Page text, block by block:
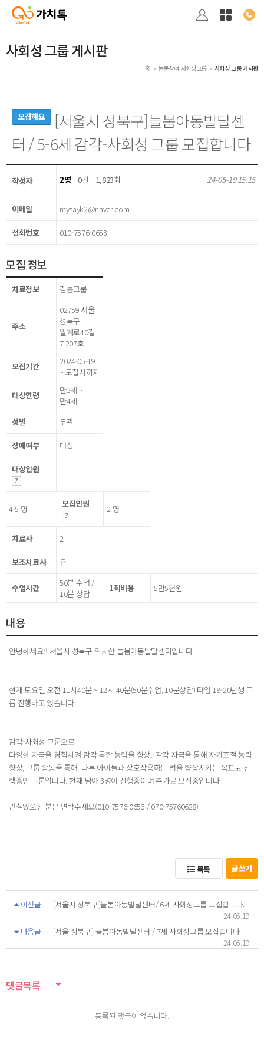
사회성 그룹 게시판
홈 논문참여·사회성그룹 사회성 그룹 게시판
모집해요
[서울시 성북구]늘봄아동발달센
터 / 5-6세 감각-사회성 그룹 모집합니다
작성자 2명 0건 1,823회 24-05-19 15:15
이메일 mysayk2@naver.com
전화번호 010-7576-0653
모집 정보
치료정보 감통그룹
주소
02759 서울
성북구
월계로40길
7 207호
모집기간
2024-05-19
~ 모집시까지
대상연령
만3세 ~
만4세
성별
무관
장애여부 대상
대상인원
4-5 명 모집인원 2 명
치료사 2
보조치료사 유
수업시간
50분 수업 /
10분 상담
1회비용 5만5천원
내용
안녕하세요!! 서울시 성북구 위치한 늘봄아동발달센터입니다.
현재 토요일 오전 11시40분 ~ 12시 40분(50분수업, 10분상담) 타임 19-20년생 그
룹 진행하고 있습니다.
감각-사회성 그룹으로
다양한 자극을 경험시켜 감각 통합 능력을 향상, 감각 자극을 통해 자기조절 능력
향상, 그룹 활동을 통해 다른 아이들과 상호작용하는 법을 향상시키는 목표로 진
행중인 그룹입니다. 현재 남아 3명이 진행중이며 추가로 모집중입니다.
관심있으신 분은 연락주세요(010-7576-0653 / 070-75760628)
목록 글쓰기
이전글
[서울시 성북구]늘봄아동발달센터/ 6세 사회성그룹 모집합니다.
24.05.19
다음글
[서울 성북구] 늘봄아동발달센터 / 7세 사회성그룹 모집합니다
24.05.19
댓글목록
등록된 댓글이 없습니다.